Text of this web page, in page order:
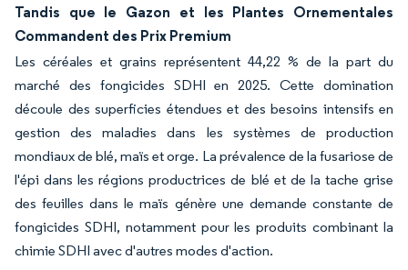
Tandis que le Gazon et les Plantes Ornementales
Commandent des Prix Premium
Les céréales et grains représentent 44,22 % de la part du
marché des fongicides SDHI en 2025. Cette domination
découle des superficies étendues et des besoins intensifs en
gestion des maladies dans les systèmes de production
mondiaux de blé, maïs et orge. La prévalence de la fusariose de
l'épi dans les régions productrices de blé et de la tache grise
des feuilles dans le maïs génère une demande constante de
fongicides SDHI, notamment pour les produits combinant la
chimie SDHI avec d'autres modes d'action.